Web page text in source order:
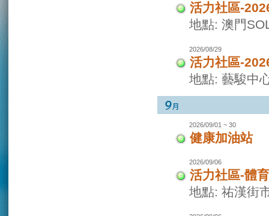
活力社區-
地點: 澳門
2026/08/29
活力社區-
地點: 藝駿中
2026/09/01 ~ 30
健康加油站
2026/09/06
活力社區-體
地點: 祐漢街